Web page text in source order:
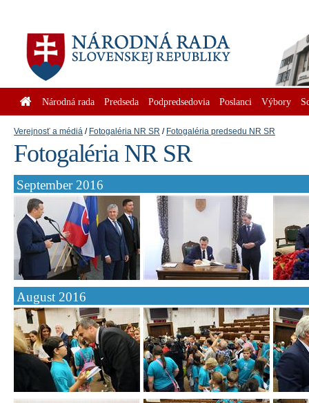
Národná rada Predseda Podpredsedovia Poslanci Výbory
Verejnosť a médiá Fotogaléria NR SR Fotogaléria predsedu NR SR
Fotogaléria NR SR
September 2016
August 2016